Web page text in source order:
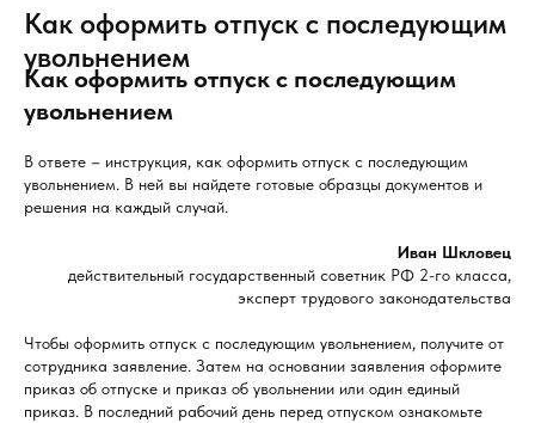
Как оформить отпуск с последующим
увольнением
Как оформить отпуск с последующим
увольнением
В ответе – инструкция, как оформить отпуск с последующим
увольнением. В ней вы найдете готовые образцы документов и
решения на каждый случай.
Иван Шкловец
действительный государственный советник РФ 2-го класса,
эксперт трудового законодательства
Чтобы оформить отпуск с последующим увольнением, получите от
сотрудника заявление. Затем на основании заявления оформите
приказ об отпуске и приказ об увольнении или один единый
приказ. В последний рабочий день перед отпуском ознакомьте